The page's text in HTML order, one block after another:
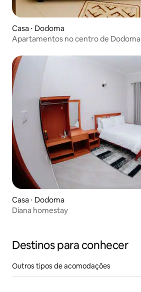
Casa ⋅ Dodoma
Apartamentos no centro de Dodoma
Casa ⋅ Dodoma
Diana homestay
Destinos para conhecer
Outros tipos de acomodações